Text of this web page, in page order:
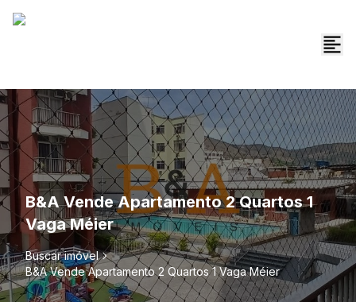
B&A Vende Apartamento 2 Quartos 1
Vaga Méier
Buscar imóvel
B&A Vende Apartamento 2 Quartos 1 Vaga Méier